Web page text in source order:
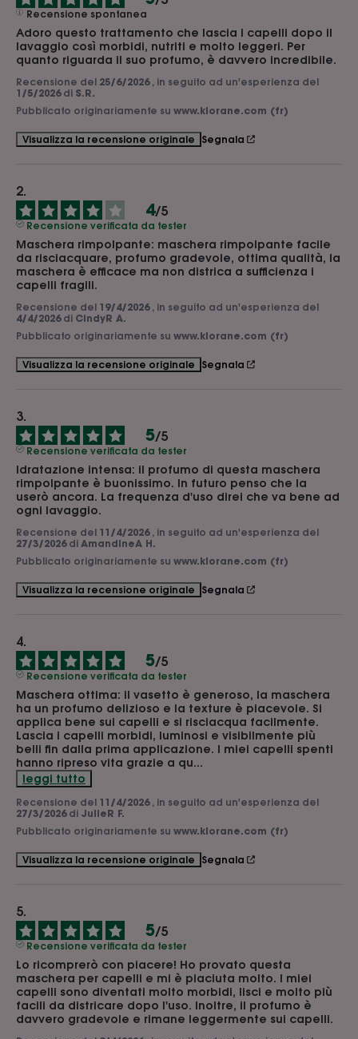
Recensione spontanea
Adoro questo trattamento che lascia i capelli dopo il
lavaggio così morbidi, nutriti e molto leggeri. Per
quanto riguarda il suo profumo, è davvero incredibile.
Recensione del 25/6/2026 , in seguito ad un'esperienza del
1/5/2026 di S.R.
Pubblicato originariamente su www.klorane.com (fr)
Visualizza la recensione originale Segnala
4/5
Recensione verificata da tester
Maschera rimpolpante: maschera rimpolpante facile
da risciacquare, profumo gradevole, ottima qualità, la
maschera è efficace ma non districa a sufficienza i
capelli fragili.
Recensione del 19/4/2026 , in seguito ad un'esperienza del
4/4/2026 di CindyR A.
Pubblicato originariamente su www.klorane.com (fr)
Visualizza la recensione originale Segnala
5/5
Recensione verificata da tester
Idratazione intensa: il profumo di questa maschera
rimpolpante è buonissimo. In futuro penso che la
userò ancora. La frequenza d'uso direi che va bene ad
ogni lavaggio.
Recensione del 11/4/2026 , in seguito ad un'esperienza del
27/3/2026 di AmandineA H.
Pubblicato originariamente su www.klorane.com (fr)
Visualizza la recensione originale Segnala
5/5
Recensione verificata da tester
Maschera ottima: il vasetto è generoso, la maschera
ha un profumo delizioso e la texture è piacevole. Si
applica bene sui capelli e si risciacqua facilmente.
Lascia i capelli morbidi, luminosi e visibilmente più
belli fin dalla prima applicazione. I miei capelli spenti
hanno ripreso vita grazie a qu...
leggi tutto
Recensione del 11/4/2026 , in seguito ad un'esperienza del
27/3/2026 di JulieR F.
Pubblicato originariamente su www.klorane.com (fr)
Visualizza la recensione originale Segnala
5/5
Recensione verificata da tester
Lo ricomprerò con piacere! Ho provato questa
maschera per capelli e mi è piaciuta molto. I miei
capelli sono diventati molto morbidi, lisci e molto più
facili da districare dopo l'uso. Inoltre, il profumo è
davvero gradevole e rimane leggermente sui capelli.